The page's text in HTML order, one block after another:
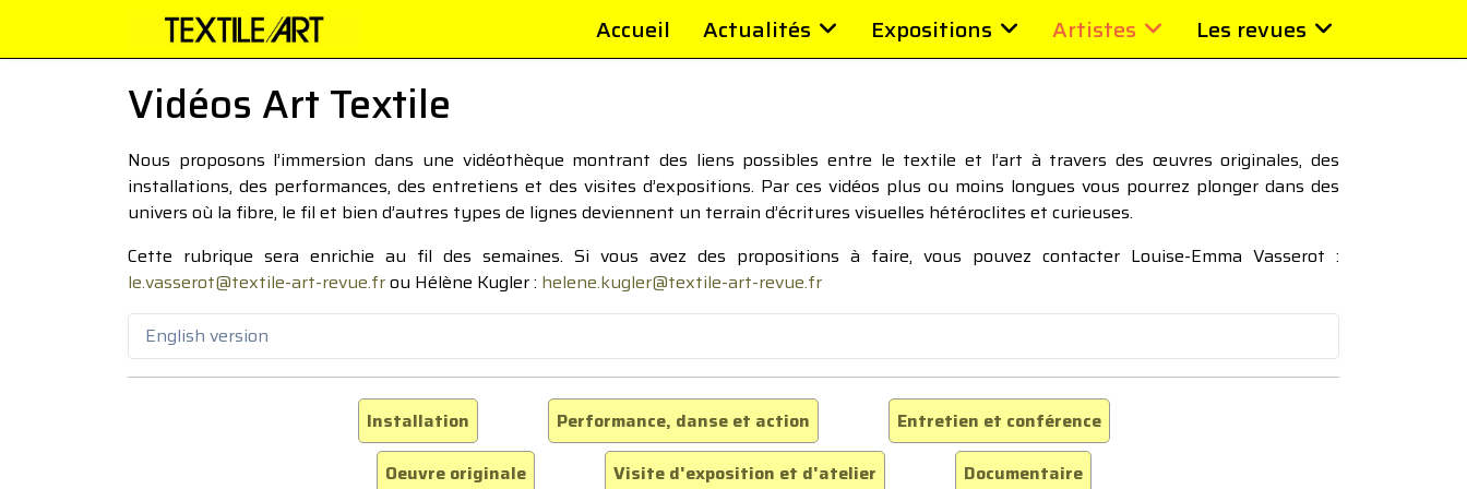
Accueil Actualités Expositions Artistes Les revues
Vidéos Art Textile
Nous proposons l’immersion dans une vidéothèque montrant des liens possibles entre le textile et l’art à travers des œuvres originales, des
installations, des performances, des entretiens et des visites d’expositions. Par ces vidéos plus ou moins longues vous pourrez plonger dans des
univers où la fibre, le fil et bien d’autres types de lignes deviennent un terrain d’écritures visuelles hétéroclites et curieuses.
Cette rubrique sera enrichie au fil des semaines. Si vous avez des propositions à faire, vous pouvez contacter Louise-Emma Vasserot :
le.vasserot@textile-art-revue.frou Hélène Kugler : helene.kugler@textile-art-revue.fr
English version
Installation Performance, danse et action
Entretien et conférence
Oeuvre originale
Visite d'exposition et d'atelier Documentaire